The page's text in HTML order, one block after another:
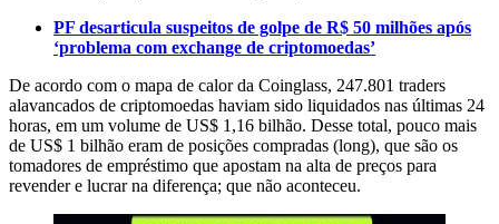
PF desarticula suspeitos de golpe de R$ 50 milhões após
‘problema com exchange de criptomoedas’
De acordo com o mapa de calor da Coinglass, 247.801 traders
alavancados de criptomoedas haviam sido liquidados nas últimas 24
horas, em um volume de US$ 1,16 bilhão. Desse total, pouco mais
de US$ 1 bilhão eram de posições compradas (long), que são os
tomadores de empréstimo que apostam na alta de preços para
revender e lucrar na diferença; que não aconteceu.